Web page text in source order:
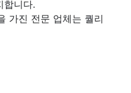
합니다.
가진 전문 업체는 퀄리